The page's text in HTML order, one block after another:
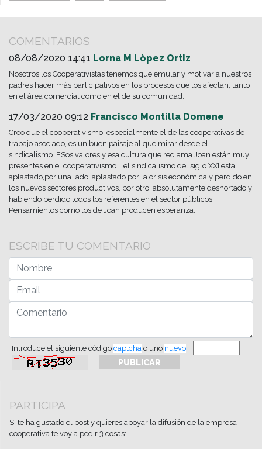
COMENTARIOS
08/08/2020 14:41 Lorna M Lòpez Ortiz
Nosotros los Cooperativistas tenemos que emular y motivar a nuestros
padres hacer más participativos en los procesos que los afectan, tanto
en el área comercial como en el de su comunidad.
17/03/2020 09:12 Francisco Montilla Domene
Creo que el cooperativismo, especialmente el de las cooperativas de
trabajo asociado, es un buen paisaje al que mirar desde el
sindicalismo. ESos valores y esa cultura que reclama Joan están muy
presentes en el cooperativismo... el sindicalismo del siglo XXI está
aplastado,por una lado, aplastado por la crisis económica y perdido en
los nuevos sectores productivos, por otro, absolutamente desnortado y
habiendo perdido todos los referentes en el sector públicos.
Pensamientos como los de Joan producen esperanza.
ESCRIBE TU COMENTARIO
Introduce el siguiente código captcha o uno nuevo
PARTICIPA
Si te ha gustado el post y quieres apoyar la difusión de la empresa
cooperativa te voy a pedir 3 cosas: